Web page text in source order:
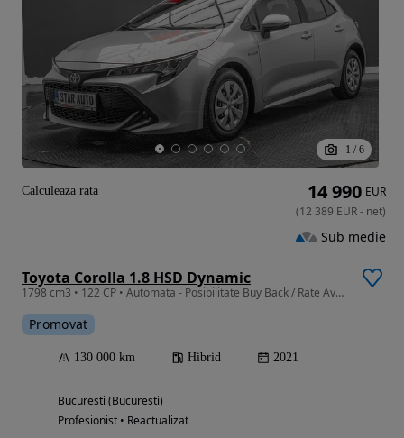
1 / 6
Toyota Corolla 1.8 HSD Dynamic
1798 cm3 • 122 CP • Automata - Posibilitate Buy Back / Rate Avans 0% / Garantie 36 Luni
Promovat
130 000 km Hibrid 2021
Bucuresti (Bucuresti)
Profesionist • Reactualizat
14 990 EUR
(12 389 EUR- net)
Sub medie
Calculeaza rata